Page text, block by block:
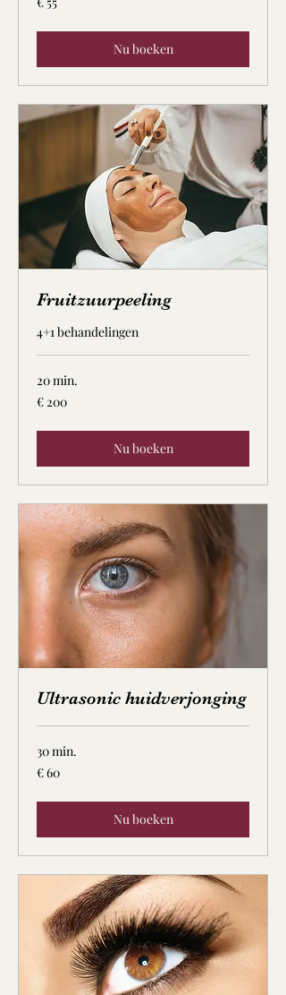
euro
Nu boeken
Fruitzuurpeeling
4+1 behandelingen
20 min.
200
euro
€ 200
Nu boeken
Ultrasonic huidverjonging
30 min.
60
euro
€ 60
Nu boeken